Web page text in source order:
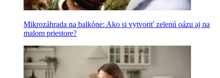
Mikrozáhrada na balkóne: Ako si vytvoriť zelenú oázu aj na
malom priestore?